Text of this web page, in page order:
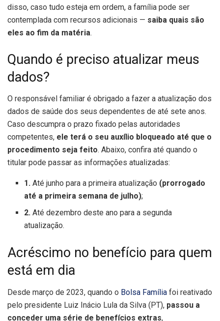
disso, caso tudo esteja em ordem, a família pode ser
contemplada com recursos adicionais — saiba quais são
eles ao fim da matéria.
Quando é preciso atualizar meus
dados?
O responsável familiar é obrigado a fazer a atualização dos
dados de saúde dos seus dependentes de até sete anos.
Caso descumpra o prazo fixado pelas autoridades
competentes, ele terá o seu auxílio bloqueado até que o
procedimento seja feito. Abaixo, confira até quando o
titular pode passar as informações atualizadas:
1.Até junho para a primeira atualização (prorrogado
até a primeira semana de julho);
2. Até dezembro deste ano para a segunda
atualização.
Acréscimo no benefício para quem
está em dia
Desde março de 2023, quando o Bolsa Família foi reativado
pelo presidente Luiz Inácio Lula da Silva (PT), passou a
conceder uma série de benefícios extras,